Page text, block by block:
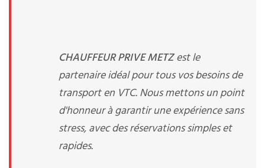
CHAUFFEUR PRIVE METZest le
partenaire idéal pour tous vos besoins de
transport en VTC. Nous mettons un point
d'honneur à garantir une expérience sans
stress, avec des réservations simples et
rapides.